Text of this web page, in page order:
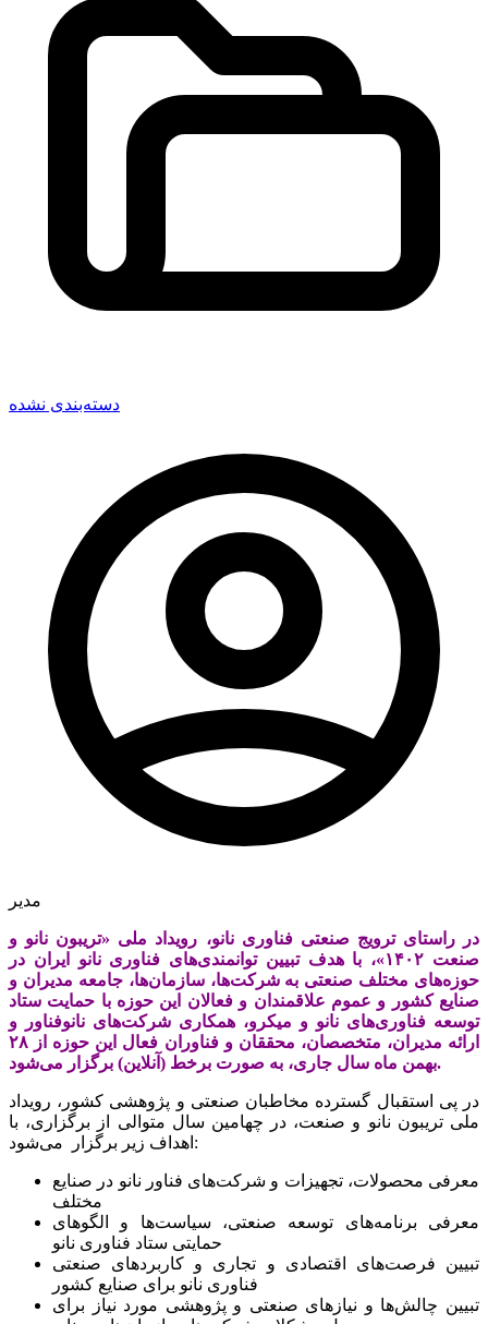
دسته‌بندی نشده
مدیر
در راستای ترویج صنعتی فناوری نانو، رویداد ملی «تریبون نانو و
صنعت ۱۴۰۲»، با هدف تبیین توانمندی‌های فناوری نانو ایران در
حوزه‌های مختلف صنعتی به شرکت‌ها، سازمان‌ها، جامعه مدیران و
صنایع کشور و عموم علاقمندان و فعالان این حوزه با حمایت ستاد
توسعه فناوری‌های نانو و میکرو، همکاری شرکت‌های نانوفناور و
ارائه مدیران، متخصصان، محققان و فناوران فعال این حوزه از ۲۸
بهمن ماه سال جاری، به صورت برخط (آنلاین) برگزار می‌شود.
در پی استقبال گسترده مخاطبان صنعتی و پژوهشی کشور، رویداد
ملی تریبون نانو و صنعت، در چهامین سال متوالی از برگزاری، با
اهداف زیر برگزار می‌شود:
معرفی محصولات، تجهیزات و شرکت‌های فناور نانو در صنایع
مختلف
معرفی برنامه‌های توسعه صنعتی، سیاست‌ها و الگوهای
حمایتی ستاد فناوری نانو
تبیین فرصت‌های اقتصادی و تجاری و کاربردهای صنعتی
فناوری نانو برای صنایع کشور
تبیین چالش‌ها و نیازهای صنعتی و پژوهشی مورد نیاز برای